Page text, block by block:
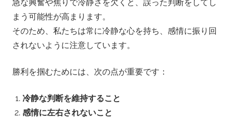
急な興奮や焦りで冷静さを欠くと、誤った判断をしてし
まう可能性が高まります。
そのため、私たちは常に冷静な心を持ち、感情に振り回
されないように注意しています。
勝利を掴むためには、次の点が重要です：
冷静な判断を維持すること
感情に左右されないこと